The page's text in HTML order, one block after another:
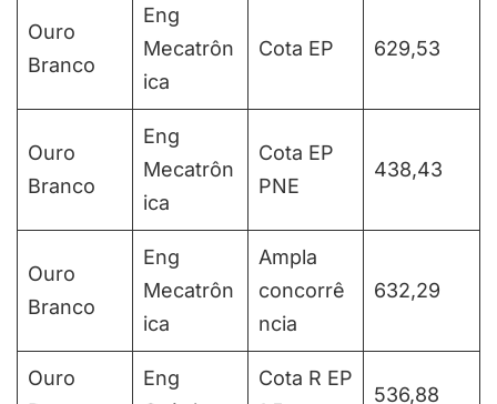
Ouro
Branco
Eng
Mecatrôn
ica
Cota EP 629,53
Ouro
Branco
Eng
Mecatrôn
ica
Cota EP
PNE
438,43
Ouro
Branco
Eng
Mecatrôn
ica
Ampla
concorrê
ncia
632,29
Ouro
Eng
Cota R EP
536,88